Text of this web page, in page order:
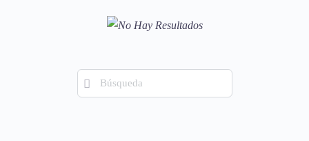
Búsqueda
de: